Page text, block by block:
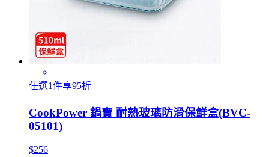
任選1件享95折
CookPower 鍋寶 耐熱玻璃防滑保鮮盒(BVC-
05101)
$256